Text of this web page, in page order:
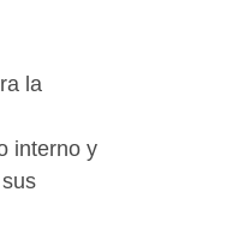
la
interno y